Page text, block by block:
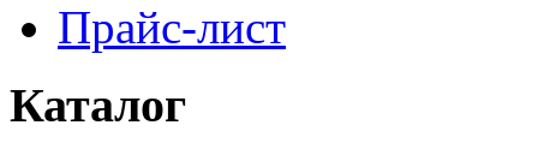
Прайс-лист
Каталог